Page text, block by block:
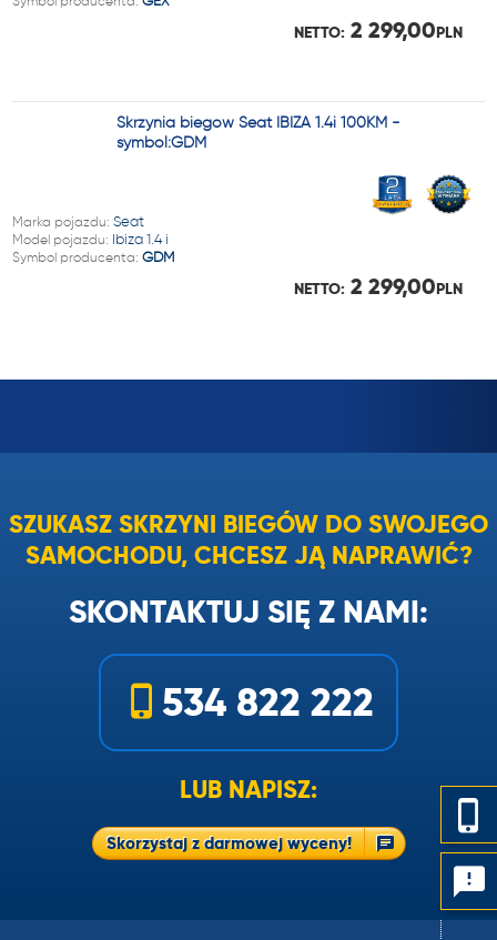
NETTO: 2 299,00PLN
Skrzynia biegów Seat IBIZA 1.4i 100KM -
symbol:GDM
Marka pojazdu: Seat
Model pojazdu: Ibiza 1.4 i
Symbol producenta: GDM
NETTO: 2 299,00PLN
SZUKASZ SKRZYNI BIEGÓW DO SWOJEGO
SAMOCHODU, CHCESZ JĄ NAPRAWIĆ?
SKONTAKTUJ SIĘ Z NAMI:
534 822 222
LUB NAPISZ:
Skorzystaj z darmowej wyceny!